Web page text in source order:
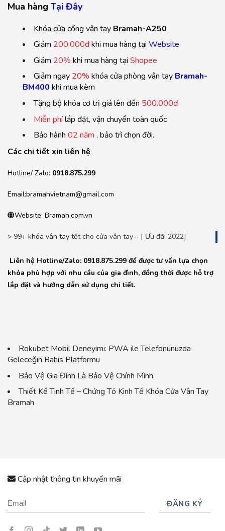
Mua hàng Tại Đây
Khóa cửa cổng vân tay Bramah-A250
Giảm 200.000đkhi mua hàng tại Website
Giảm 20% khi mua hàng tại Shopee
Giảm ngay 20% khóa cửa phòng vân tay Bramah-
BM400 khi mua kèm
Tặng bộ khóa cơ trị giá lên đến 500.000đ
Miễn phílắp đặt, vận chuyển toàn quốc
Bảo hành 02 năm , bảo trì chọn đời.
Các chi tiết xin liên hệ
Hotline/ Zalo: 0918.875.299
Email:bramahvietnam@gmail.com
Website: Bramah.com.vn
> 99+ khóa vân tay tốt cho cửa vân tay – [ Ưu đãi 2022]
Liên hệ Hotline/Zalo: 0918.875.299 để được tư vấn lựa chọn
khóa phù hợp với nhu cầu của gia đình, đồng thời được hỗ trợ
lắp đặt và hướng dẫn sử dụng chi tiết.
Rokubet Mobil Deneyimi: PWA ile Telefonunuzda
Geleceğin Bahis Platformu
Bảo Vệ Gia Đình Là Bảo Vệ Chính Mình.
Thiết Kế Tinh Tế – Chứng Tỏ Kinh Tế Khóa Cửa Vân Tay
Bramah
Cập nhật thông tin khuyến mãi